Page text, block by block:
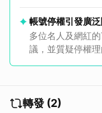
帳號停權引發廣
多位名人及網紅
議，並質疑停權理
轉發 (2)